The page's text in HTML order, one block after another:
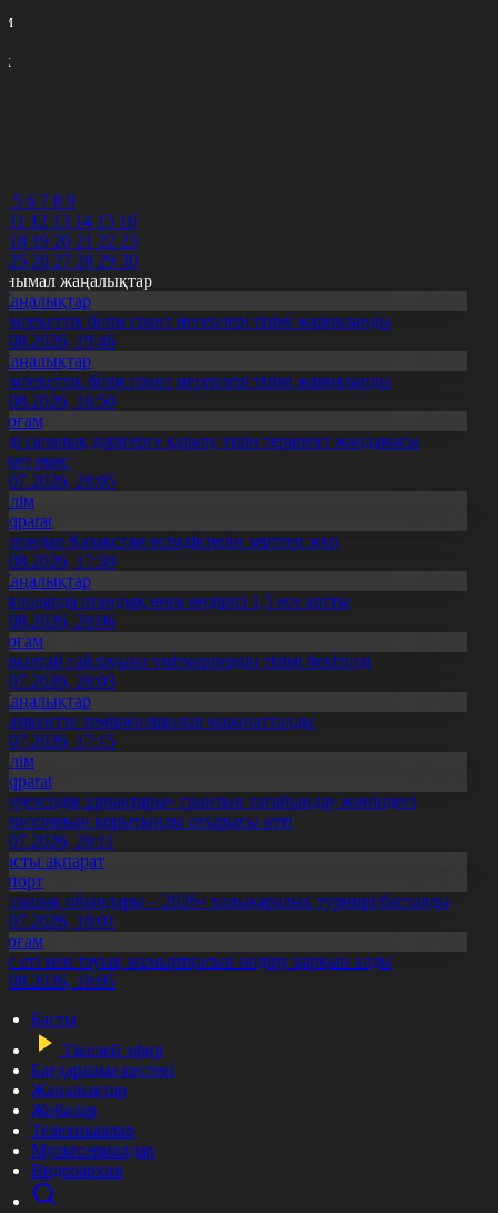
5 6 7 8 9
11 12 13 14 15 16
18 19 20 21 22 23
25 26 27 28 29 30
жаңалықтар
білім грант иегерлері тізімі жарияланды
19:46
білім грант иегерлері тізімі жарияланды
16:50
салалық дәрігерге қаралу үшін терапевт жолдамасы
емес
20:05
Қазақстан өсімдіктерін зерттеп жүр
17:30
отандық өнім өндірісі 1,5 есе артты
20:06
сайлауына үміткерлердің тізімі бекітілді
20:03
теміржолшылар марапатталды
17:15
ұрпақтары» грантын тағайындау жөніндегі
қорытынды отырысы өтті
20:11
ақпарат
ойындары – 2026» халықаралық турнирі басталды
10:01
еті мен тауық жұмыртқасын өндіру қарқын алды
10:05
Басты
Тікелей эфир
Бағдарлама кестесі
Жаңалықтар
Жобалар
Телехикаялар
Мультсериалдар
Видеоархив